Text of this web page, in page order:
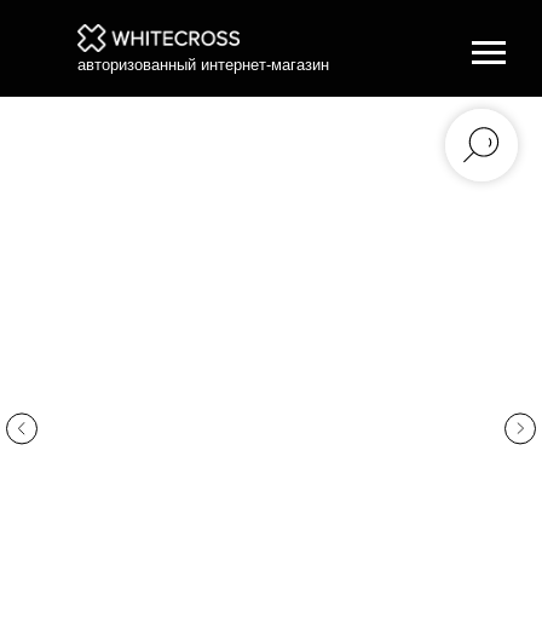
авторизованный интернет-магазин